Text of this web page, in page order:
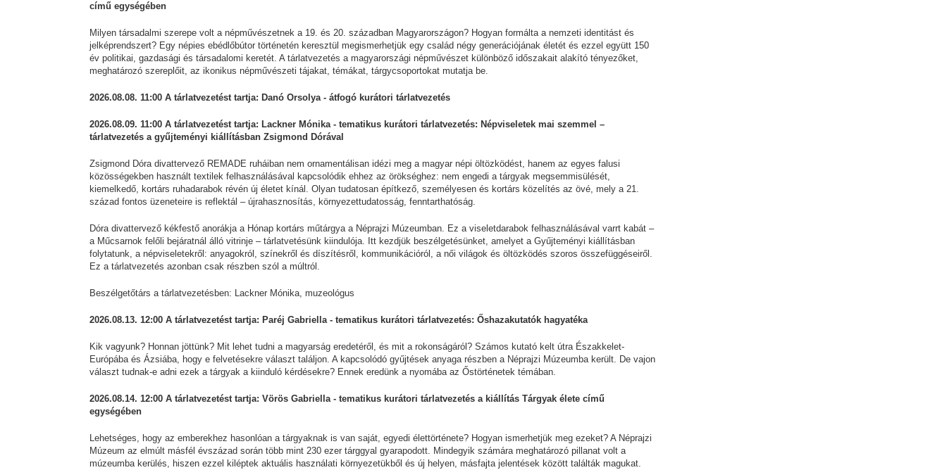
című egységében
Milyen társadalmi szerepe volt a népművészetnek a 19. és 20. században Magyarországon? Hogyan formálta a nemzeti identitást és
jelképrendszert? Egy népies ebédlőbútor történetén keresztül megismerhetjük egy család négy generációjának életét és ezzel együtt 150
év politikai, gazdasági és társadalomi keretét. A tárlatvezetés a magyarországi népművészet különböző időszakait alakító tényezőket,
meghatározó szereplőit, az ikonikus népművészeti tájakat, témákat, tárgycsoportokat mutatja be.
2026.08.08. 11:00 A tárlatvezetést tartja: Danó Orsolya - átfogó kurátori tárlatvezetés
2026.08.09. 11:00 A tárlatvezetést tartja: Lackner Mónika - tematikus kurátori tárlatvezetés: Népviseletek mai szemmel –
tárlatvezetés a gyűjteményi kiállításban Zsigmond Dórával
Zsigmond Dóra divattervező REMADE ruháiban nem ornamentálisan idézi meg a magyar népi öltözködést, hanem az egyes falusi
közösségekben használt textilek felhasználásával kapcsolódik ehhez az örökséghez: nem engedi a tárgyak megsemmisülését,
kiemelkedő, kortárs ruhadarabok révén új életet kínál. Olyan tudatosan építkező, személyesen és kortárs közelítés az övé, mely a 21.
század fontos üzeneteire is reflektál – újrahasznosítás, környezettudatosság, fenntarthatóság.
Dóra divattervező kékfestő anorákja a Hónap kortárs műtárgya a Néprajzi Múzeumban. Ez a viseletdarabok felhasználásával varrt kabát –
a Műcsarnok felőli bejáratnál álló vitrinje – tárlatvetésünk kiindulója. Itt kezdjük beszélgetésünket, amelyet a Gyűjteményi kiállításban
folytatunk, a népviseletekről: anyagokról, színekről és díszítésről, kommunikációról, a női világok és öltözködés szoros összefüggéseiről.
Ez a tárlatvezetés azonban csak részben szól a múltról.
Beszélgetőtárs a tárlatvezetésben: Lackner Mónika, muzeológus
2026.08.13. 12:00 A tárlatvezetést tartja: Paréj Gabriella - tematikus kurátori tárlatvezetés: Őshazakutatók hagyatéka
Kik vagyunk? Honnan jöttünk? Mit lehet tudni a magyarság eredetéről, és mit a rokonságáról? Számos kutató kelt útra Északkelet-
Európába és Ázsiába, hogy e felvetésekre választ találjon. A kapcsolódó gyűjtések anyaga részben a Néprajzi Múzeumba került. De vajon
választ tudnak-e adni ezek a tárgyak a kiinduló kérdésekre? Ennek eredünk a nyomába az Őstörténetek témában.
2026.08.14. 12:00 A tárlatvezetést tartja: Vörös Gabriella - tematikus kurátori tárlatvezetés a kiállítás Tárgyak élete című
egységében
Lehetséges, hogy az emberekhez hasonlóan a tárgyaknak is van saját, egyedi élettörténete? Hogyan ismerhetjük meg ezeket? A Néprajzi
Múzeum az elmúlt másfél évszázad során több mint 230 ezer tárggyal gyarapodott. Mindegyik számára meghatározó pillanat volt a
múzeumba kerülés, hiszen ezzel kiléptek aktuális használati környezetükből és új helyen, másfajta jelentések között találták magukat.